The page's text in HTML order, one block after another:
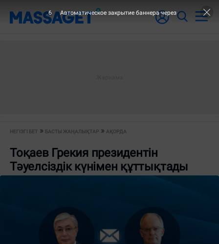
НЕГІЗГІ БЕТ БАСТЫ ЖАҢАЛЫҚТАР АҚОРДА
Тоқаев Грекия президентін
Тәуелсіздік күнімен құттықтады
6 Автоматическое закрытие баннера через